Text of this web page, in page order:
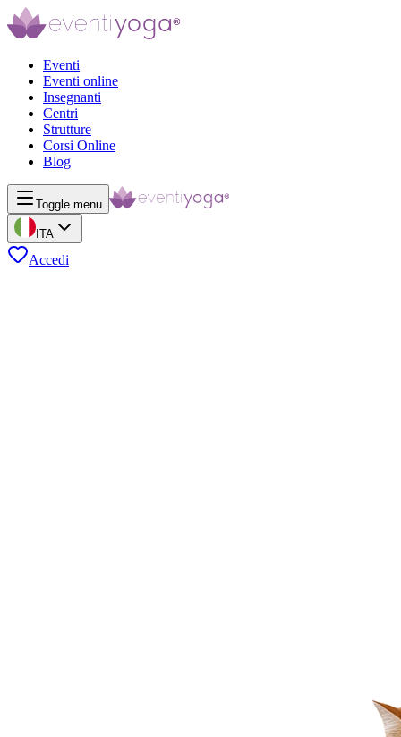
Eventi
Eventi online
Insegnanti
Centri
Strutture
Corsi Online
Blog
Toggle menu
ITA
Accedi